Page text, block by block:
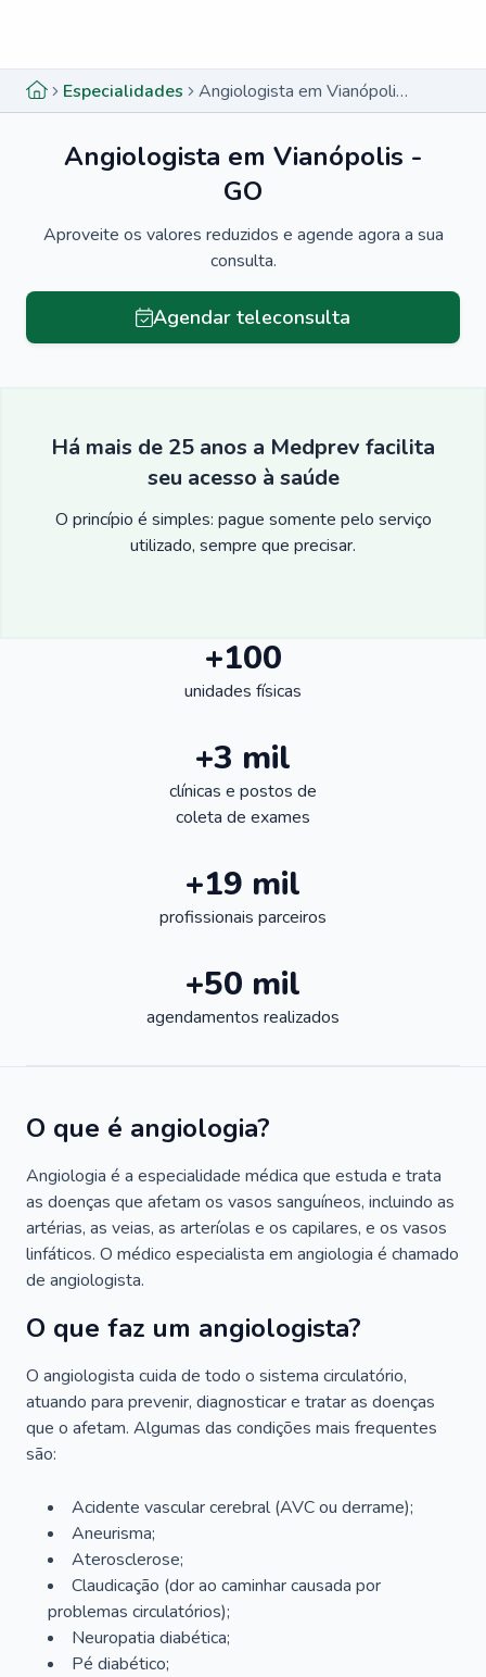
Especialidades Angiologista em Vianópolis - GO
Angiologista em Vianópolis -
GO
Aproveite os valores reduzidos e agende agora a sua
consulta.
Agendar teleconsulta
Há mais de 25 anos a Medprev facilita
seu acesso à saúde
O princípio é simples: pague somente pelo serviço
utilizado, sempre que precisar.
+100
unidades físicas
+3 mil
clínicas e postos de
coleta de exames
+19 mil
profissionais parceiros
+50 mil
agendamentos realizados
O que é angiologia?
Angiologia é a especialidade médica que estuda e trata
as doenças que afetam os vasos sanguíneos, incluindo as
artérias, as veias, as arteríolas e os capilares, e os vasos
linfáticos. O médico especialista em angiologia é chamado
de angiologista.
O que faz um angiologista?
O angiologista cuida de todo o sistema circulatório,
atuando para prevenir, diagnosticar e tratar as doenças
que o afetam. Algumas das condições mais frequentes
são:
Acidente vascular cerebral (AVC ou derrame);
Aneurisma;
Aterosclerose;
Claudicação (dor ao caminhar causada por
problemas circulatórios);
Neuropatia diabética;
Pé diabético;